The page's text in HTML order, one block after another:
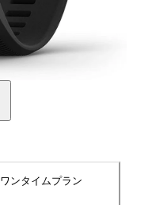
ワンタイムプラン